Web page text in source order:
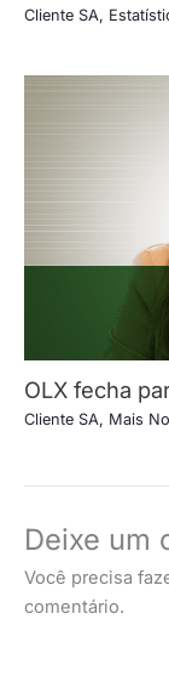
Cliente SA,
OLX fecha
Cliente SA, Mais
Deixe um
Você precisa
comentário.